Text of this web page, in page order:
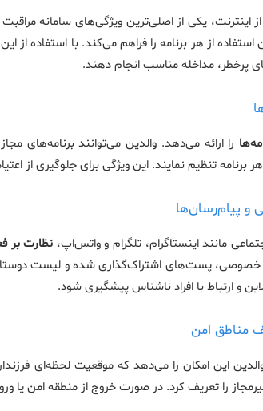
اینترنت، یکی از اصلی‌ترین ویژگی‌های سامانه
از هر برنامه را فراهم می‌کند. با استفاده از
پرخطر، مداخله مناسب انجام دهند.
را ارائه می‌دهد. والدین می‌توانند برنامه‌های
برنامه تنظیم نمایند. این ویژگی برای جلوگیری از
مانند اینستاگرام، تلگرام و واتس‌اپ، نظارت بر
خصوصی، پست‌های اشتراک‌گذاری شده و لیست
و ارتباط با افراد ناشناس پیشگیری شود.
این امکان را می‌دهد که موقعیت لحظه‌ای
را تعریف کرد. در صورت خروج از منطقه امن یا